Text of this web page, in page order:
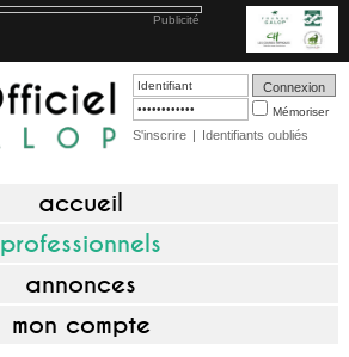
Publicité
Mémoriser
S'inscrire | Identifiants oubliés
accueil
professionnels
annonces
mon compte